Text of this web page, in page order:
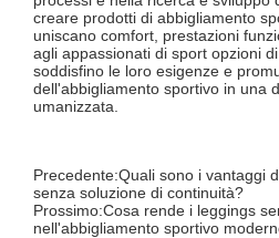
creare prodotti di abbigliamento
uniscano comfort, prestazioni
agli appassionati di sport opzioni
soddisfino le loro esigenze e
dell'abbigliamento sportivo in una
umanizzata.
Precedente:Quali sono i vantaggi
senza soluzione di continuità?
Prossimo:Cosa rende i leggings
nell'abbigliamento sportivo